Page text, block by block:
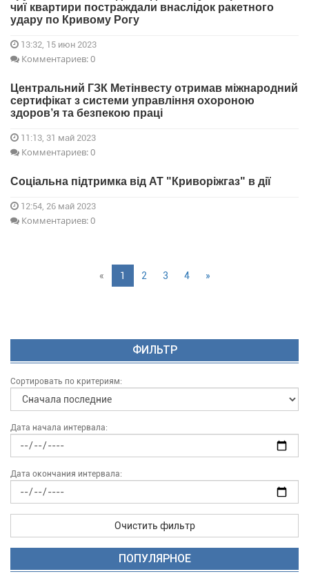
чиї квартири постраждали внаслідок ракетного
удару по Кривому Рогу
13:32, 15 июн 2023
Комментариев: 0
Центральний ГЗК Метінвесту отримав міжнародний
сертифікат з системи управління охороною
здоров’я та безпекою праці
11:13, 31 май 2023
Комментариев: 0
Соціальна підтримка від АТ "Криворіжгаз" в дії
12:54, 26 май 2023
Комментариев: 0
« 1 2 3 4 »
ФИЛЬТР
Сортировать по критериям:
Дата начала интервала:
Дата окончания интервала:
Очистить фильтр
ПОПУЛЯРНОЕ